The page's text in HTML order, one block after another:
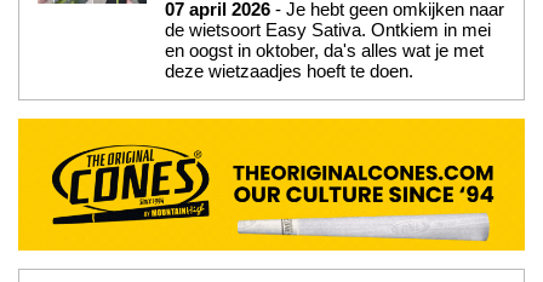
07 april 2026 - Je hebt geen omkijken naar
de wietsoort Easy Sativa. Ontkiem in mei
en oogst in oktober, da's alles wat je met
deze wietzaadjes hoeft te doen.